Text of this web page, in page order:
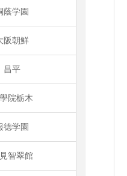
蔭学園
阪朝鮮
昌平
院栃木
徳学園
智翠館